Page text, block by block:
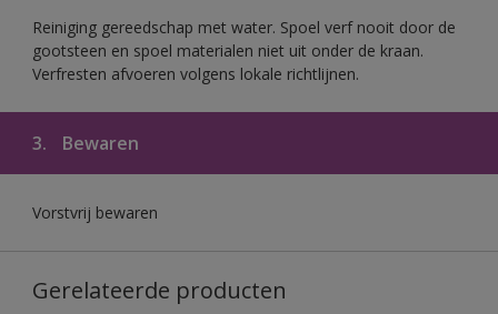
Reiniging gereedschap met water. Spoel verf nooit door de
gootsteen en spoel materialen niet uit onder de kraan.
Verfresten afvoeren volgens lokale richtlijnen.
3. Bewaren
Vorstvrij bewaren
Gerelateerde producten